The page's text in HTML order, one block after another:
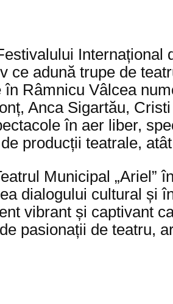
Internațional
ce adună trupe de
Râmnicu Vâlcea
Anca Sigartău,
în aer liber,
producții teatrale,
Municipal „Ariel”
dialogului cultural și
vibrant și captivant
pasionații de teatru,